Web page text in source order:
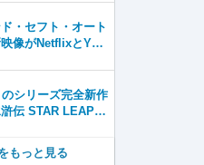
ド・セフト・オート
像がNetflixとYou
シリーズ完全新作
滸伝 STAR LEAP』
もっと見る